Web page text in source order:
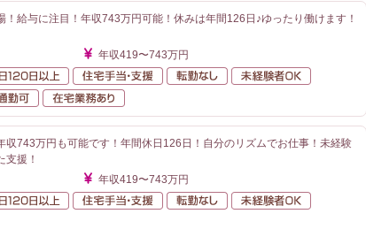
！給与に注目！年収743万円可能！休みは年間126日♪ゆったり働けます！
年収419〜743万円
年間休日120日以上 住宅手当・支援 転勤なし
自動車通勤可
収743万円も可能です！年間休日126日！自分のリズムでお仕事！未経験
支援！
年収419〜743万円
年間休日120日以上 住宅手当・支援 転勤なし